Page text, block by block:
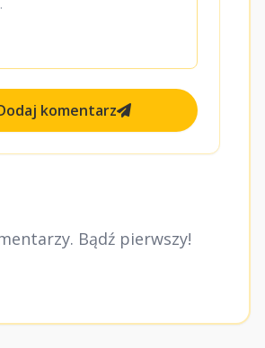
komentarz
Bądź pierwszy!